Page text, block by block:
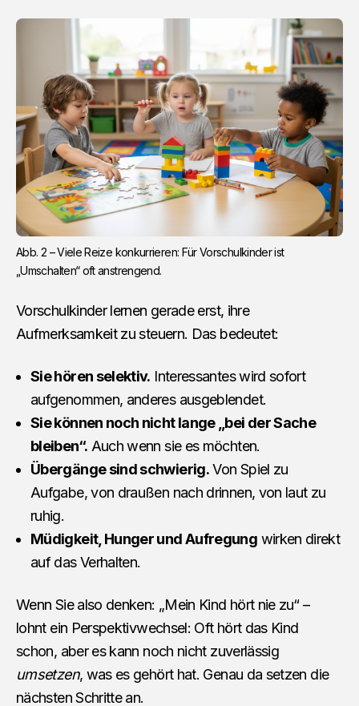
Abb. 2 – Viele Reize konkurrieren: Für Vorschulkinder ist
„Umschalten“ oft anstrengend.
Vorschulkinder lernen gerade erst, ihre
Aufmerksamkeit zu steuern. Das bedeutet:
Sie hören selektiv. Interessantes wird sofort
aufgenommen, anderes ausgeblendet.
Sie können noch nicht lange „bei der Sache
bleiben“. Auch wenn sie es möchten.
Übergänge sind schwierig.Von Spiel zu
Aufgabe, von draußen nach drinnen, von laut zu
ruhig.
Müdigkeit, Hunger und Aufregung wirken direkt
auf das Verhalten.
Wenn Sie also denken: „Mein Kind hört nie zu“ –
lohnt ein Perspektivwechsel: Oft hört das Kind
schon, aber es kann noch nicht zuverlässig
umsetzen, was es gehört hat. Genau da setzen die
nächsten Schritte an.